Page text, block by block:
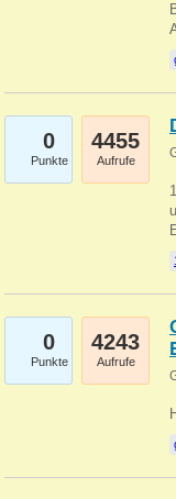
0
Punkte
4455
Aufrufe
0
Punkte
4243
Aufrufe